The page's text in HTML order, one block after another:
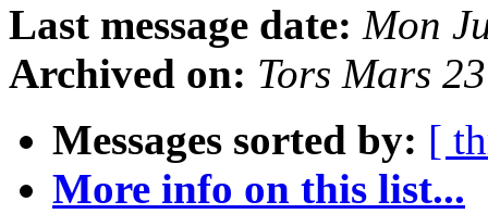
Last message date: Mon
Archived on: Tors Mars
Messages sorted by: [
More info on this list...